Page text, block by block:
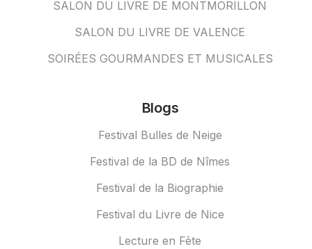
SALON DU LIVRE DE MONTMORILLON
SALON DU LIVRE DE VALENCE
SOIRÉES GOURMANDES ET MUSICALES
Blogs
Festival Bulles de Neige
Festival de la BD de Nîmes
Festival de la Biographie
Festival du Livre de Nice
Lecture en Fête